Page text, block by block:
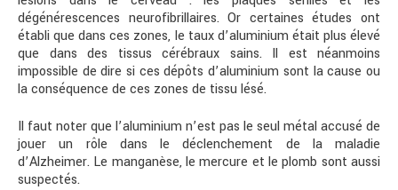
dégénérescences neurofibrillaires. Or certaines études ont
établi que dans ces zones, le taux d’aluminium était plus élevé
que dans des tissus cérébraux sains. Il est néanmoins
impossible de dire si ces dépôts d’aluminium sont la cause ou
la conséquence de ces zones de tissu lésé.
Il faut noter que l’aluminium n’est pas le seul métal accusé de
jouer un rôle dans le déclenchement de la maladie
d’Alzheimer. Le manganèse, le mercure et le plomb sont aussi
suspectés.